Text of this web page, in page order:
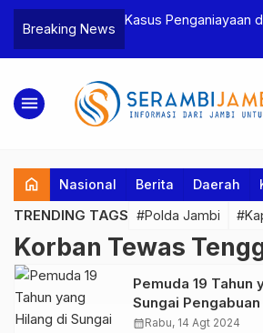
Breaking News
Bea Cukai
Pelaku beserta
dan 146 Gram
Kasus Penganiayaan
Tebo Tetapkan Dua
menu
home Nasional Berita Daerah
TRENDING TAGS #Polda Jambi
Korban Tewas
Pemuda 19 Tahun
Sungai
Tewas Tenggelam
calendar_monthRabu, 14 Agt 2024